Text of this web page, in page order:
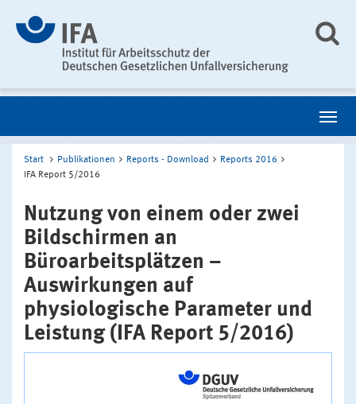
Start Publikationen Reports - Download
Reports 2016
IFA Report 5/2016
Nutzung von einem oder zwei
Bildschirmen an
Büroarbeitsplätzen –
Auswirkungen auf
physiologische Parameter und
Leistung (IFA Report 5/2016)